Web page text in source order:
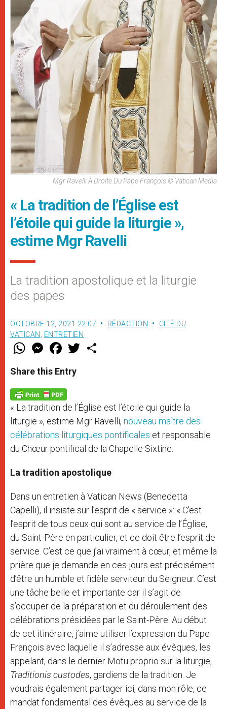
Mgr Ravelli À Droite Du Pape François © Vatican Media
« La tradition de l’Église est
l’étoile qui guide la liturgie »,
estime Mgr Ravelli
La tradition apostolique et la liturgie
des papes
OCTOBRE 12, 2021 22:07 RÉDACTION
CITÉ DU
VATICAN
ENTRETIEN
W
t
s
p
p
M
e
s
e
g
e
r
F
a
e
b
o
k
w
Share this Entry
« La tradition de l’Église est l’étoile qui guide la
liturgie », estime Mgr Ravelli, nouveau maître des
célébrations liturgiques pontificales et responsable
du Chœur pontifical de la Chapelle Sixtine.
La tradition apostolique
Dans un entretien à Vatican News (Benedetta
Capelli), il insiste sur l’esprit de « service »: « C’est
l’esprit de tous ceux qui sont au service de l’Église,
du Saint-Père en particulier, et ce doit être l’esprit de
service. C’est ce que j’ai vraiment à cœur, et même la
prière que je demande en ces jours est précisément
d’être un humble et fidèle serviteur du Seigneur. C’est
une tâche belle et importante car il s’agit de
s’occuper de la préparation et du déroulement des
célébrations présidées par le Saint-Père. Au début
de cet itinéraire, j’aime utiliser l’expression du Pape
François avec laquelle il s’adresse aux évêques, les
appelant, dans le dernier Motu proprio sur la liturgie,
Traditionis custodes, gardiens de la tradition. Je
voudrais également partager ici, dans mon rôle, ce
mandat fondamental des évêques au service de la